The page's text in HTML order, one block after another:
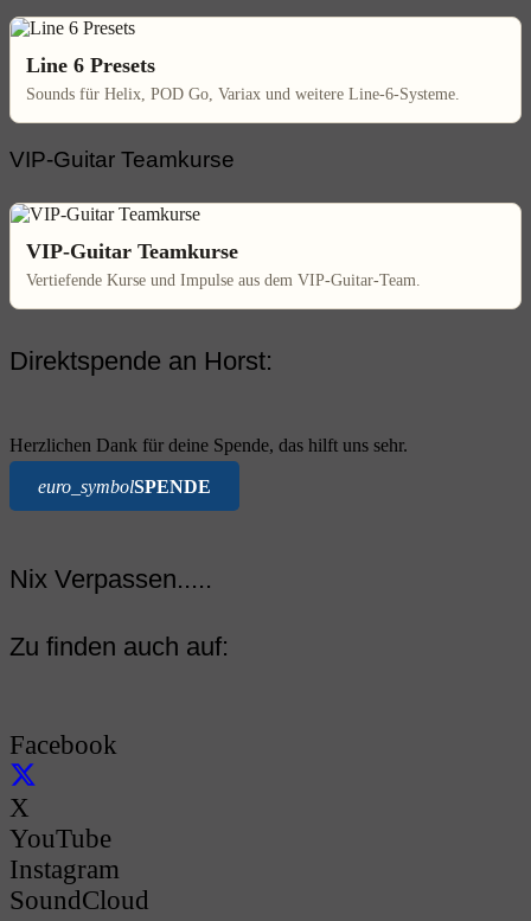
Line 6 Presets
Sounds für Helix, POD Go, Variax und weitere Line-6-Systeme.
VIP-Guitar Teamkurse
VIP-Guitar Teamkurse
Vertiefende Kurse und Impulse aus dem VIP-Guitar-Team.
Direktspende an Horst:
Herzlichen Dank für deine Spende, das hilft uns sehr.
euro_symbolSPENDE
Nix Verpassen.....
Zu finden auch auf:
Facebook
X
YouTube
Instagram
SoundCloud